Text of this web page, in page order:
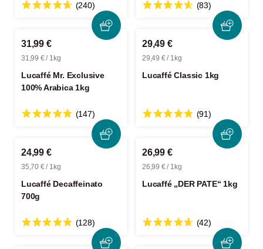
(240) (83)
31,99 €
31,99 € / 1kg
Lucaffé Mr. Exclusive
100% Arabica 1kg
(147)
29,49 €
29,49 € / 1kg
Lucaffé Classic 1kg
(91)
24,99 €
35,70 € / 1kg
Lucaffé Decaffeinato
700g
(128)
26,99 €
26,99 € / 1kg
Lucaffé „DER PATE“ 1kg
(42)